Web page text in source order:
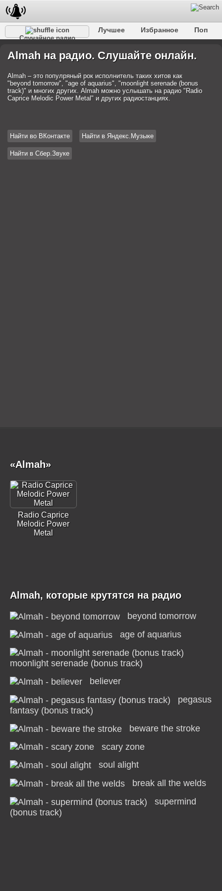
Случайное радио
Лучшее Избранное
Поп
Разговорное
Рэп Транс Дип-хаус
Фолк
Almah на радио. Слушайте онлайн.
Almah – это популряный рок исполнитель таких хитов как
"beyond tomorrow", "age of aquarius", "moonlight serenade (bonus
track)" и многих других. Almah можно услышать на радио "Radio
Caprice Melodic Power Metal" и других радиостанциях.
Найти во ВКонтакте Найти в Яндекс.Музыке
Найти в Сбер.Звуке
«Almah»
Radio Caprice
Melodic Power
Metal
Almah, которые крутятся на радио
beyond tomorrow
age of aquarius
moonlight serenade (bonus track)
believer
pegasus
fantasy (bonus track)
beware the stroke
scary zone
soul alight
break all the welds
supermind
(bonus track)